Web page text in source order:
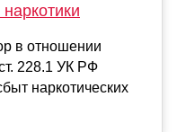
в отношении
228.1 УК РФ
наркотических